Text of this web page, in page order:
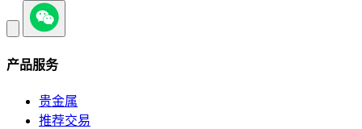
产品服务
贵金属
推荐交易